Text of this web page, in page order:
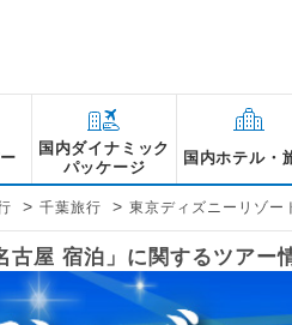
国内ダイナミック
パッケージ
国内ホテル・
> 千葉旅行 > 東京ディズニーリゾー
古屋 宿泊」に関するツアー